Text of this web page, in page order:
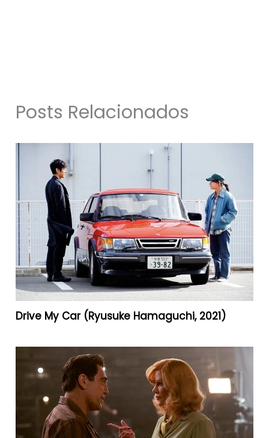
Posts Relacionados
Drive My Car (Ryusuke Hamaguchi, 2021)